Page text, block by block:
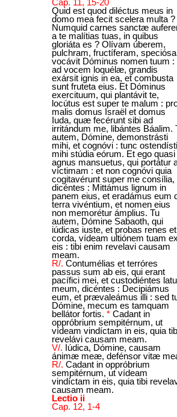
Cap. 11, 15-20
Quid est quod diléctus meus in
domo mea fecit scelera multa ?
Numquid carnes sanctæ
a te malítias tuas, in quibus
gloriáta es ? Olívam úberem,
pulchram, fructíferam,
vocávit Dóminus nomen tuum :
ad vocem loquélæ, grandis
exársit ignis in ea, et combusta
sunt fruteta eius. Et Dóminus
exercituum, qui plantávit te,
locútus est super te malum :
malis domus Israël et domus
Iuda, quæ fecérunt sibi ad
irritándum me, libántes Báalim.
autem, Dómine, demonstrásti
mihi, et cognóvi : tunc ostendísti
mihi stúdia eórum. Et ego quasi
agnus mansuetus, qui portátur
víctimam : et non cognóvi quia
cogitavérunt super me consília,
dicéntes : Mittámus lignum in
panem eius, et eradámus eum
terra vivéntium, et nomen eius
non memorétur ámplius. Tu
autem, Dómine Sabaoth, qui
iúdicas iuste, et probas renes et
corda, vídeam ultiónem tuam
eis : tibi enim revelavi causam
meam.
R/. Contumélias et terróres
passus sum ab eis, qui erant
pacífici mei, et custodiéntes
meum, dicéntes : Decipiámus
eum, et prævaleámus illi : sed
Dómine, mecum es tamquam
bellátor fortis. * Cadant in
oppróbrium sempitérnum, ut
vídeam vindíctam in eis, quia
revelávi causam meam.
V/. Iúdica, Dómine, causam
ánimæ meæ, defénsor vitæ
R/. Cadant in oppróbrium
sempitérnum, ut vídeam
vindíctam in eis, quia tibi
causam meam.
Lectio ii
Cap. 12, 1-4